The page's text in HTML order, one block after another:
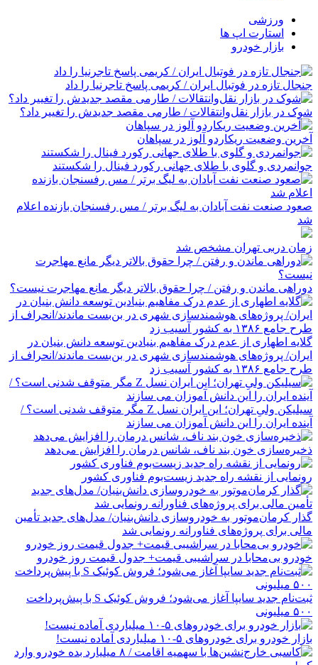
ورزشی
استارت اپ ها
بازار خودرو
جنجال تازه در فوتبال ایران / کریمی پاسخ تاجرنیا را داد
شوک در بازار نقل‌وانتقالات / طارمی مقصد جدیدش را تغییر داد؟
آخرین وضعیت ریکاردو آلوز در سپاهان
جوانمردی و گلوی با طلای جهانی رکورد فینال را شکستند
صعود صنعت نفت آبادان به لیگ برتر / مس رفسنجان بازنده اعلام
شد
زمان دربی تهران مشخص شد
دوراهی ماندن و رفتن / چرا حقوق بالاتر دیگر مانع مهاجرت نیست؟
گلایه اطهاری از عدم درک مفاهیم بنیادین توسعه دانش بنیان در
ایران/ پروژه‌های هوشمندسازی شهری در بن‌بست ماندند/انحراف از
طرح جامع ۱۳۸۶ به کشور آسیب زد
سیلیکن ولیِ تهران؛ این ایران نسل Z مگر متوقف شدنی است؟ /
آینده ایران را این دانش آموزان می سازند
ذخیره‌سازی خون بند ناف، شانس درمان را افزایش می‌دهد
رونمایی از نقشه راه جدید زیست‌بوم فناوری کشور
گذار کرمان‌موتور به خودروسازی دانش‌بنیان/ مدل‌های جدید تأمین
مالی برای پروژه‌های فناورانه رونمایی شد
خودرو بی‌محابا در سراشیبی قیمت+ جدول قیمت روز خودرو
ثبت‌نام جدید سایپا آغاز می‌شود؛ فروش کوئیک S با پیش‌پرداخت
۵۰۰ میلیونی
بازار خودرو برای خودروهای ۵-۱۰ میلیاردی آماده نیست!